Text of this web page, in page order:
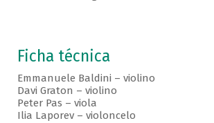
Ficha técnica
Emmanuele Baldini – violino
Davi Graton – violino
Peter Pas – viola
Ilia Laporev – violoncelo